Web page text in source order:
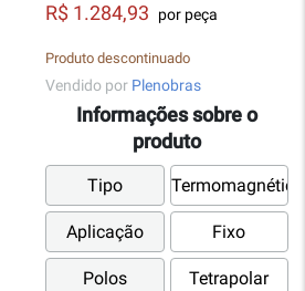
R$ 1.284,93 por peça
Produto descontinuado
Vendido por Plenobras
Informações sobre o
produto
Tipo Termomagnético
Aplicação Fixo
Polos Tetrapolar